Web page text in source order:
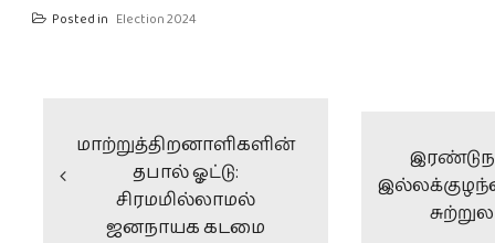
Posted in Election 2024
மாற்றுத்திறனாளிகளின்
தபால் ஓட்டு:
சிரமமில்லாமல்
ஜனநாயக கடமை